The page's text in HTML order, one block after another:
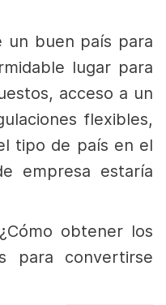
un buen país para
lugar para
acceso a un
flexibles,
tipo de país en el
empresa estaría
obtener los
para convertirse